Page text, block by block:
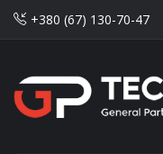
+380 (67) 130-70-47